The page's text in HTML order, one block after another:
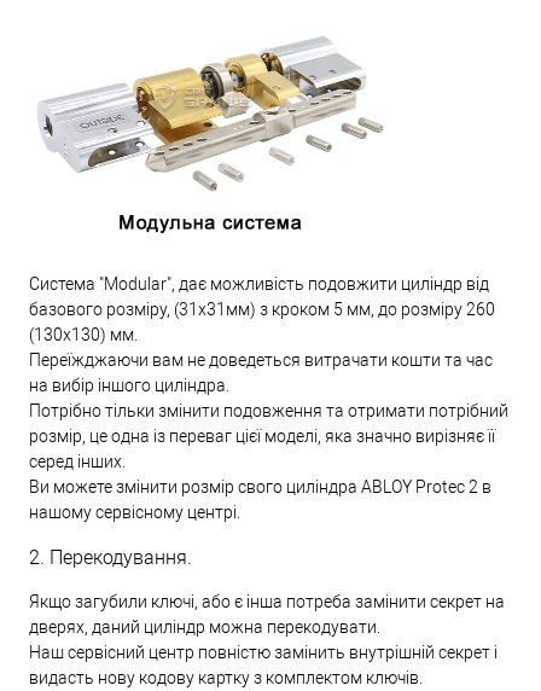
Система "Modular", дає можливість подовжити циліндр від
базового розміру, (31х31мм) з кроком 5 мм, до розміру 260
(130х130) мм.
Переїжджаючи вам не доведеться витрачати кошти та час
на вибір іншого циліндра.
Потрібно тільки змінити подовження та отримати потрібний
розмір, це одна із переваг цієї моделі, яка значно вирізняє її
серед інших.
Ви можете змінити розмір свого циліндра ABLOY Protec 2 в
нашому сервісному центрі.
2. Перекодування.
Якщо загубили ключі, або є інша потреба замінити секрет на
дверях, даний циліндр можна перекодувати.
Наш сервісний центр повністю замінить внутрішній секрет і
видасть нову кодову картку з комплектом ключів.